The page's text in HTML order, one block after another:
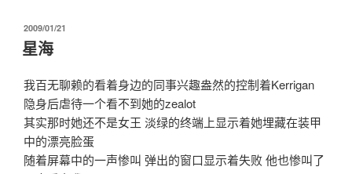
发
布
于
2009/01/21
星海
我百无聊赖的看着身边的同事兴趣盎然的控制着Kerrigan
隐身后虐待一个看不到她的zealot
其实那时她还不是女王 淡绿的终端上显示着她埋藏在装甲
中的漂亮脸蛋
随着屏幕中的一声惨叫 弹出的窗口显示着失败 他也惨叫了